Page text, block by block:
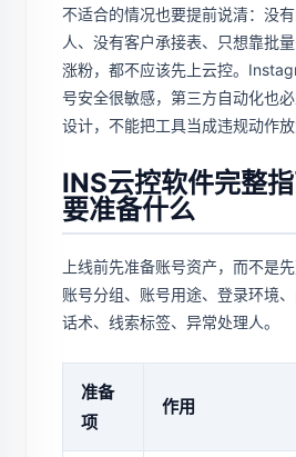
不适合的情况也要提前说清：没
人、没有客户承接表、只想靠批
涨粉，都不应该先上云控。
号安全很敏感，第三方自动化也
设计，不能把工具当成违规动作放
INS云控软件完整
要准备什么
上线前先准备账号资产，而不是
账号分组、账号用途、登录环境
话术、线索标签、异常处理人。
准备
项
作用